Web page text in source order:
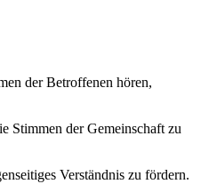
der Betroffenen ‍hören,
⁣Stimmen der Gemeinschaft zu
Verständnis zu fördern.